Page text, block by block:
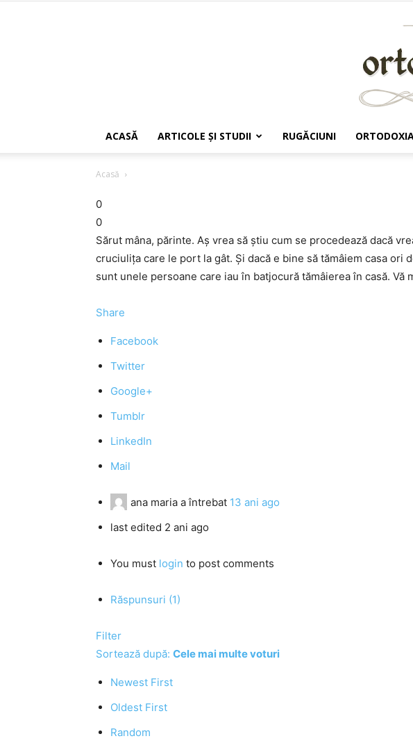
ACASĂ ARTICOLE ŞI STUDII RUGĂCIUNI
Acasă
0
0
Sărut mâna, părinte. Aş vrea să ştiu cum se procedează dacă
cruciuliţa care le port la gât. Şi dacă e bine să tămâiem casa ori
sunt unele persoane care iau în batjocură tămâierea în casă. Vă
Share
Facebook
Twitter
Google+
Tumblr
LinkedIn
Mail
ana maria a întrebat 13 ani ago
last edited 2 ani ago
You must login to post comments
Răspunsuri (1)
Filter
Sortează după: Cele mai multe voturi
Newest First
Oldest First
Random